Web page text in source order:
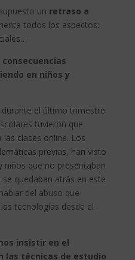
un retraso a
todos los aspectos:
en niños y
el último trimestre
tuvieron que
clases online. Los
previas, han visto
niños que no presentaban
quedaban atrás en este
del abuso que
tecnologías desde el
insistir en el
las técnicas de estudio